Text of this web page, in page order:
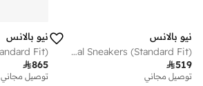
نيو بالانس
Kids 740 BUNGEE LACE casual Sneakers (Standard Fit)
519
توصيل مجاني
نيو بالانس
865
توصيل مجاني